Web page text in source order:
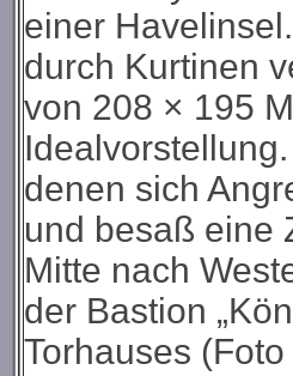
einer
durch Kurtinen
von 208 × 195
denen sich
und besaß eine
Mitte nach
der Bastion
Torhauses